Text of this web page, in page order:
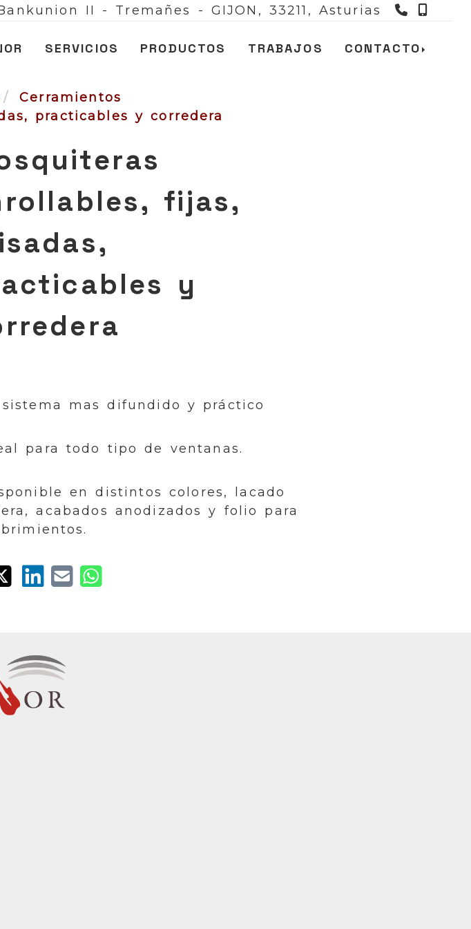
II - Tremañes - GIJON, 33211, Asturias 983
SERVICIOS PRODUCTOS TRABAJOS CONTACTO
Cerramientos
practicables y corredera
fijas,
y
mas difundido y práctico
para todo tipo de ventanas.
en distintos colores, lacado
acabados anodizados y folio para